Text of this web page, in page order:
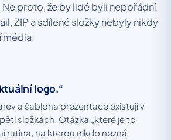
proto, že by lidé byli nepořádní
ZIP a sdílené složky nebyly nikdy
média.
logo.“
a šablona prezentace existují v
složkách. Otázka „které je to
rutina, na kterou nikdo nezná